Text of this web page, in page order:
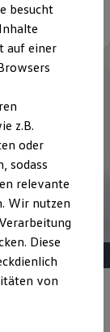
besucht
auf einer
z.B.
oder
sodass
relevante
Wir nutzen
Diese
von